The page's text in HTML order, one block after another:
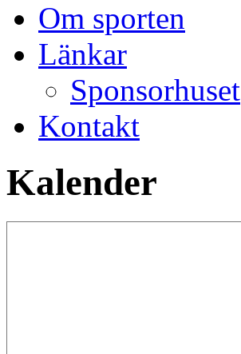
Om sporten
Länkar
Sponsorhuset
Kontakt
Kalender